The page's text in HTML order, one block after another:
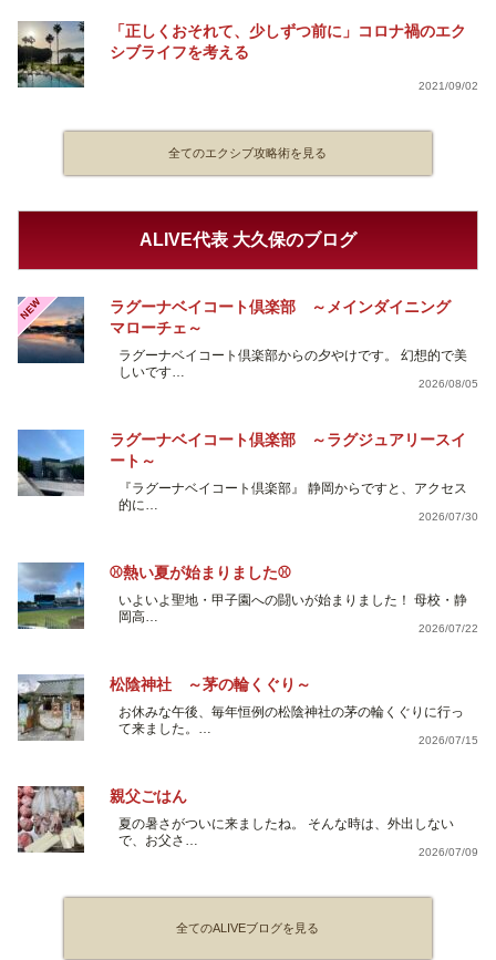
「正しくおそれて、少しずつ前に」コロナ禍のエク
シブライフを考える
2021/09/02
全てのエクシブ攻略術を見る
ALIVE代表 大久保のブログ
NEW
ラグーナベイコート倶楽部 ～メインダイニング
マローチェ～
ラグーナベイコート倶楽部からの夕やけです。 幻想的で美
しいです…
2026/08/05
ラグーナベイコート倶楽部 ～ラグジュアリースイ
ート～
『ラグーナベイコート倶楽部』 静岡からですと、アクセス
的に…
2026/07/30
⚾熱い夏が始まりました⚾
いよいよ聖地・甲子園への闘いが始まりました！ 母校・静
岡高…
2026/07/22
松陰神社 ～茅の輪くぐり～
お休みな午後、毎年恒例の松陰神社の茅の輪くぐりに行っ
て来ました。…
2026/07/15
親父ごはん
夏の暑さがついに来ましたね。 そんな時は、外出しない
で、お父さ…
2026/07/09
全てのALIVEブログを見る